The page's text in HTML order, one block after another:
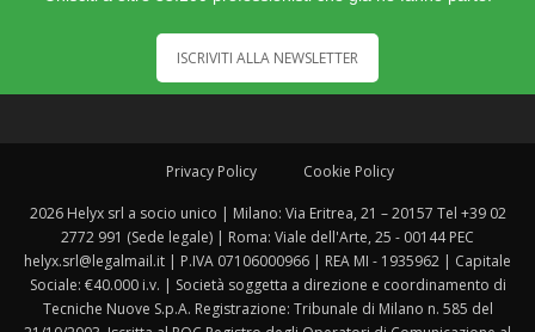
ISCRIVITI ALLA NEWSLETTER
Privacy Policy Cookie Policy
2026 Helyx srl a socio unico | Milano: Via Eritrea, 21 – 20157 Tel +39 02
2772 991 (Sede legale) | Roma: Viale dell'Arte, 25 - 00144 PEC
helyx.srl@legalmail.it | P.IVA 07106000966 | REA MI - 1935962 | Capitale
Sociale: €40.000 i.v. | Società soggetta a direzione e coordinamento di
Tecniche Nuove S.p.A. Registrazione: Tribunale di Milano n. 585 del